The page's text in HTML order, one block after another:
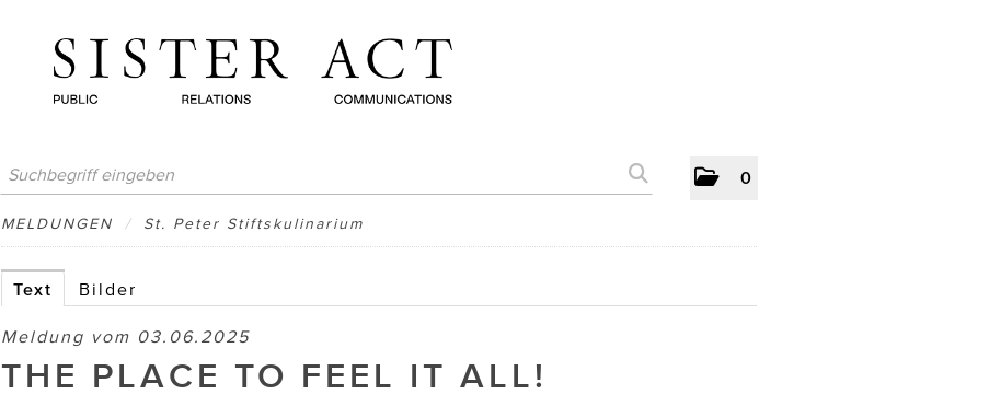
0
MELDUNGEN / St. Peter Stiftskulinarium
Text Bilder
Meldung vom 03.06.2025
THE PLACE TO FEEL IT ALL!